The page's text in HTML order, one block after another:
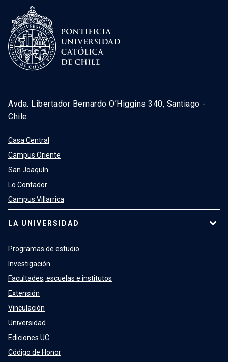
Avda. Libertador Bernardo O’Higgins 340, Santiago -
Chile
Casa Central
Campus Oriente
San Joaquín
Lo Contador
Campus Villarrica
LA UNIVERSIDAD
Programas de estudio
Investigación
Facultades, escuelas e institutos
Extensión
Vinculación
Universidad
Ediciones UC
Código de Honor